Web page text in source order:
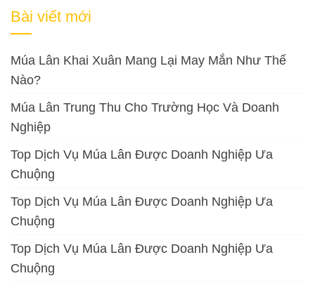
Bài viết mới
Múa Lân Khai Xuân Mang Lại May Mắn Như Thế
Nào?
Múa Lân Trung Thu Cho Trường Học Và Doanh
Nghiệp
Top Dịch Vụ Múa Lân Được Doanh Nghiệp Ưa
Chuộng
Top Dịch Vụ Múa Lân Được Doanh Nghiệp Ưa
Chuộng
Top Dịch Vụ Múa Lân Được Doanh Nghiệp Ưa
Chuộng